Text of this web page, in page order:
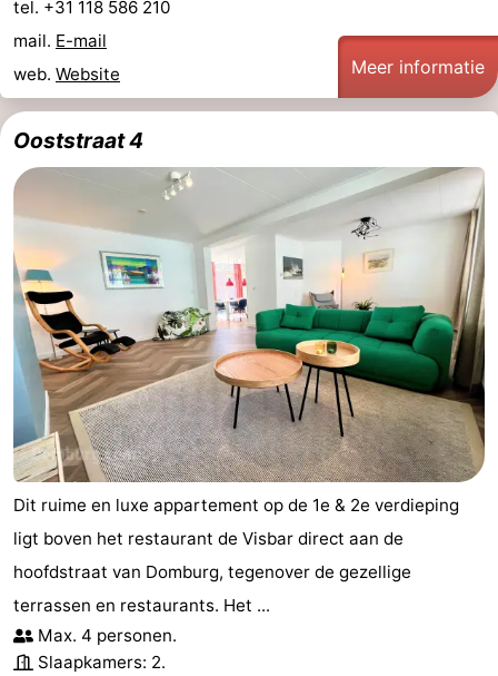
Fietsen
-
Paardrijden
-
Maneges
Golfbanen
Eten
en
drinken
Ringrijden
Mondriaan
Toorop
Evenementen
Praktisch
Forum
Route
-
Parkeren
Reisboekenwinkel
tel. +31 118 586 210
mail. E-mail
web. Website Meer informatie
Ooststraat 4
Dit ruime en luxe appartement op de 1e & 2e verdieping
ligt boven het restaurant de Visbar direct aan de
hoofdstraat van Domburg, tegenover de gezellige
terrassen en restaurants. Het ...
Max. 4 personen.
Slaapkamers: 2.